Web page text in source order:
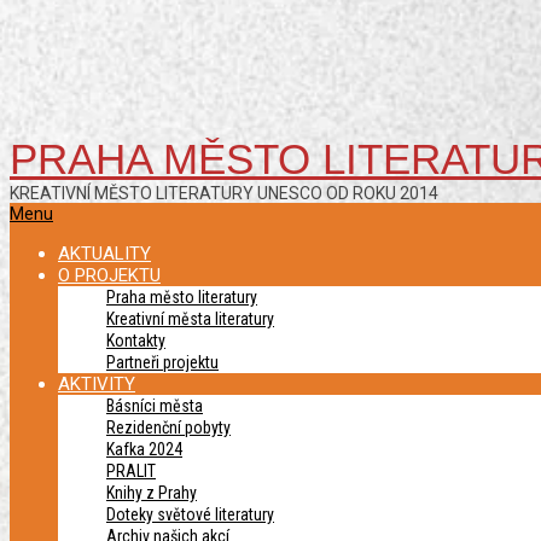
PRAHA MĚSTO
KREATIVNÍ MĚSTO LITERATURY UNESCO OD ROKU 2014
Primary
Menu
Menu
AKTUALITY
O PROJEKTU
Praha město literatury
Kreativní města literatury
Kontakty
Partneři projektu
AKTIVITY
Básníci města
Rezidenční pobyty
Kafka 2024
PRALIT
Knihy z Prahy
Doteky světové literatury
Archiv našich akcí